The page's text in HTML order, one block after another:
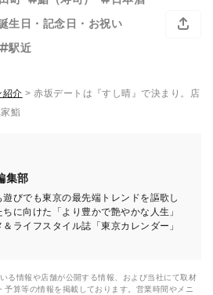
生日・記念日・お祝い
駅近
紹介 > 赤坂デートは『すし晴』で決まり。店
鮨
集部
遊びでも東京の最先端トレンドを謳歌し
に向けた「より豊かで艶やかな人生」
ライフスタイル誌「東京カレンダー」
る情報や店舗が公開する情報、および当社にて取材
予算等の情報を掲載しております。営業時間やメニ